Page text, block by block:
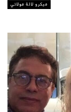
ميكرو لالة مولاتي